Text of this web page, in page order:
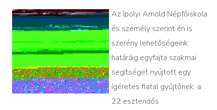
Az Ipolyi Arnold Népfőiskola
és személy szerint én is
szerény lehetőségeink
határáig egyfajta szakmai
segítséget nyújtott egy
ígéretes fiatal gyűjtőnek, a
22 esztendős